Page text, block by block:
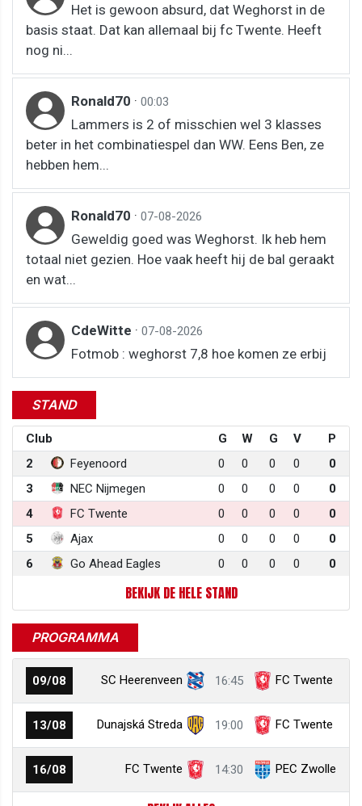
Het is gewoon absurd, dat Weghorst in de
basis staat. Dat kan allemaal bij fc Twente. Heeft
nog ni...
Ronald70 · 00:03
Lammers is 2 of misschien wel 3 klasses
beter in het combinatiespel dan WW. Eens Ben, ze
hebben hem...
Ronald70 · 07-08-2026
Geweldig goed was Weghorst. Ik heb hem
totaal niet gezien. Hoe vaak heeft hij de bal geraakt
en wat...
CdeWitte · 07-08-2026
Fotmob : weghorst 7,8 hoe komen ze erbij
STAND
Club G W G V
P
2
Feyenoord 0 0 0 0
0
3
NEC Nijmegen 0 0 0 0
0
4
FC Twente 0 0 0 0
0
5
Ajax 0 0 0 0
0
6
Go Ahead Eagles 0 0 0 0 0
BEKIJK DE HELE STAND
PROGRAMMA
09/08 SC Heerenveen 16:45 FC Twente
13/08 Dunajská Streda 19:00 FC Twente
16/08 FC Twente 14:30 PEC Zwolle